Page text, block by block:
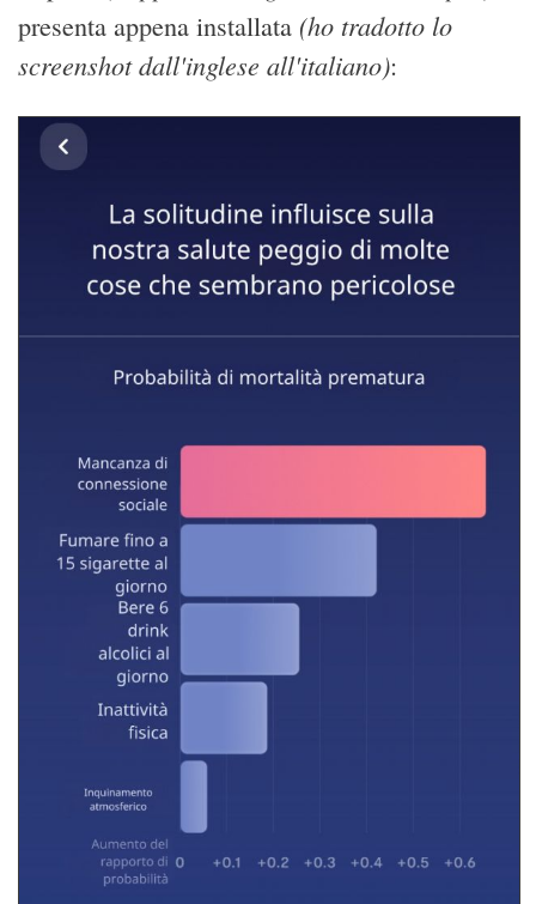
presenta appena installata (ho tradotto lo
screenshot dall'inglese all'italiano):